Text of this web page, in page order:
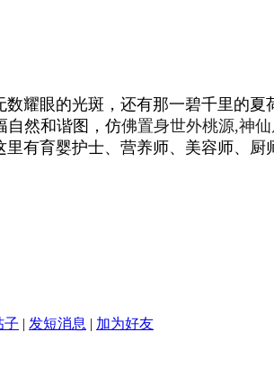
耀眼的光斑，还有那一碧千里的
自然和谐图 ，仿佛置身世外桃源,神仙
育婴护士、营养师、美容师、厨
子 | 发短消息 | 加为好友